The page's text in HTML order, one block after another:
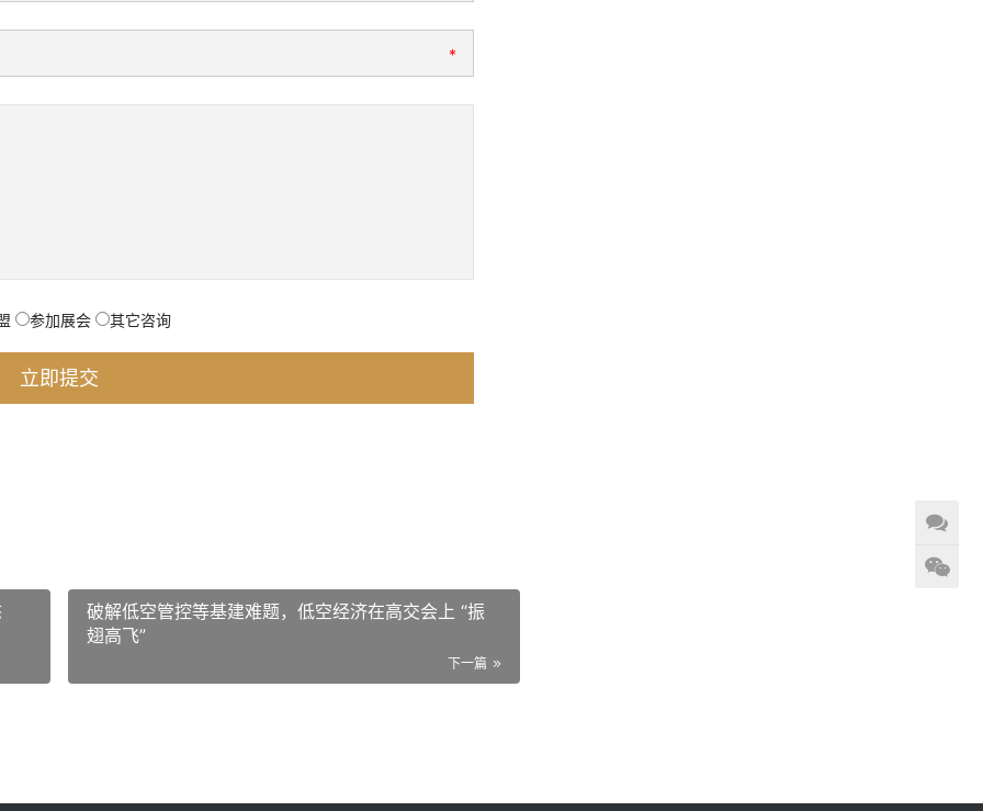
*
参加展会 其它咨询
破解低空管控等基建难题，低空经济在高交会上 “振
翅高飞”
下一篇